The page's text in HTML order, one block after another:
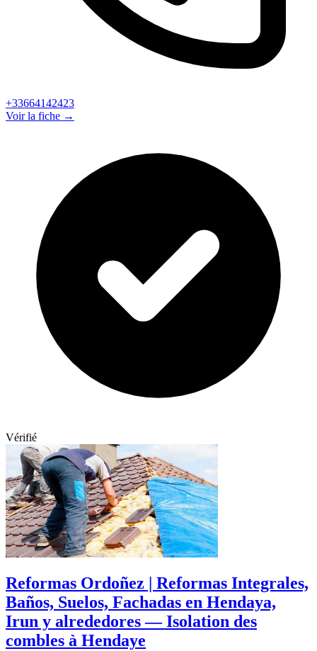
+33664142423
Voir la fiche →
Vérifié
Reformas Ordoñez | Reformas Integrales,
Baños, Suelos, Fachadas en Hendaya,
Irun y alrededores — Isolation des
combles à Hendaye